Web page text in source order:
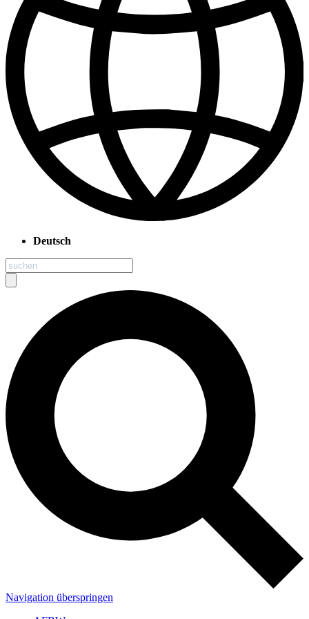
Deutsch
Navigation überspringen